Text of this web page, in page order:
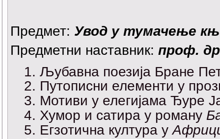
Предмет: Увод у тумачење
Предметни наставник: проф.
Љубавна поезија Бране
Путописни елементи у
Мотиви у елегијама Ђуре
Хумор и сатира у роману
Егзотична култура у